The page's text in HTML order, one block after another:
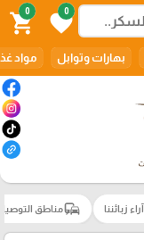
0
favorite
0
shopping_cart
بهارات وتوابل مواد
آراء زبائننا commuteمناطق